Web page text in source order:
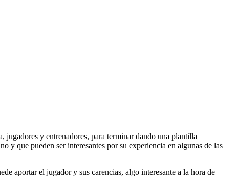
jugadores y entrenadores, para terminar dando una plantilla
y que pueden ser interesantes por su experiencia en algunas de las
aportar el jugador y sus carencias, algo interesante a la hora de